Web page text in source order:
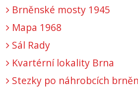
Brněnské mosty 1945
Mapa 1968
Sál Rady
Kvartérní lokality Brna
Stezky po náhrobcích